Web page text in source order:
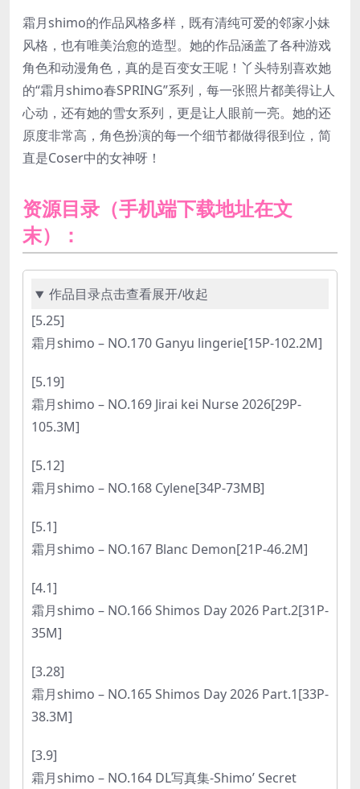
霜月shimo的作品风格多样，既有清纯可爱的邻家小妹
风格，也有唯美治愈的造型。她的作品涵盖了各种游戏
角色和动漫角色，真的是百变女王呢！丫头特别喜欢她
的“霜月shimo春SPRING”系列，每一张照片都美得让人
心动，还有她的雪女系列，更是让人眼前一亮。她的还
原度非常高，角色扮演的每一个细节都做得很到位，简
直是Coser中的女神呀！
资源目录（手机端下载地址在文
末）：
作品目录点击查看展开/收起
[5.25]
霜月shimo – NO.170 Ganyu lingerie[15P-102.2M]
[5.19]
霜月shimo – NO.169 Jirai kei Nurse 2026[29P-
105.3M]
[5.12]
霜月shimo – NO.168 Cylene[34P-73MB]
[5.1]
霜月shimo – NO.167 Blanc Demon[21P-46.2M]
[4.1]
霜月shimo – NO.166 Shimos Day 2026 Part.2[31P-
35M]
[3.28]
霜月shimo – NO.165 Shimos Day 2026 Part.1[33P-
38.3M]
[3.9]
霜月shimo – NO.164 DL写真集-Shimo’ Secret